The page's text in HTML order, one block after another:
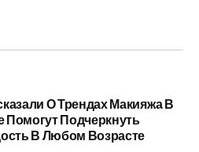
О Трендах Макияжа В
Помогут Подчеркнуть
В Любом Возрасте